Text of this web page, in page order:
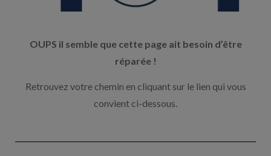
OUPS il semble que cette page ait besoin d’être
réparée !
Retrouvez votre chemin en cliquant sur le lien qui vous
convient ci-dessous.